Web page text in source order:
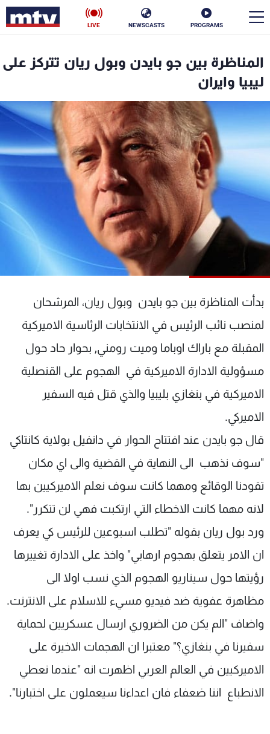
PROGRAMS
NEWSCASTS
LIVE
المناظرة بين جو بايدن وبول ريان تتركز على
ليبيا وايران
بدأت المناظرة بين جو بايدن وبول ريان، المرشحان
لمنصب نائب الرئيس في الانتخابات الرئاسية الاميركية
المقبلة مع باراك اوباما وميت رومني, بحوار حاد حول
مسؤولية الادارة الاميركية في الهجوم على القنصلية
الاميركية في بنغازي بليبيا والذي قتل فيه السفير
الاميركي.
قال جو بايدن عند افتتاح الحوار في دانفيل بولاية كانتاكي
"سوف نذهب الى النهاية في القضية والى اي مكان
تقودنا الوقائع ومهما كانت سوف نعلم الاميركيين بها
لانه مهما كانت الاخطاء التي ارتكبت فهي لن تتكرر".
ورد بول ريان بقوله "تطلب اسبوعين للرئيس كي يعرف
ان الامر يتعلق بهجوم ارهابي" واخذ على الادارة تغييرها
رؤيتها حول سيناريو الهجوم الذي نسب اولا الى
مظاهرة عفوية ضد فيديو مسيء للاسلام على الانترنت.
واضاف "الم يكن من الضروري ارسال عسكريين لحماية
سفيرنا في بنغازي؟" معتبرا ان الهجمات الاخيرة على
الاميركيين في العالم العربي اظهرت انه "عندما نعطي
الانطباع اننا ضعفاء فان اعداءنا سيعملون على اختبارنا".
الأخبار
ناس
إقتصاد فن
منوعات رياضة
كأس العالم
البرامج
جدول البرامج
الترددات
الإنـتـاج
لاعلاناتكم
تواصل معنا
شروط الإسـتخدام
سياسة الخصوصية